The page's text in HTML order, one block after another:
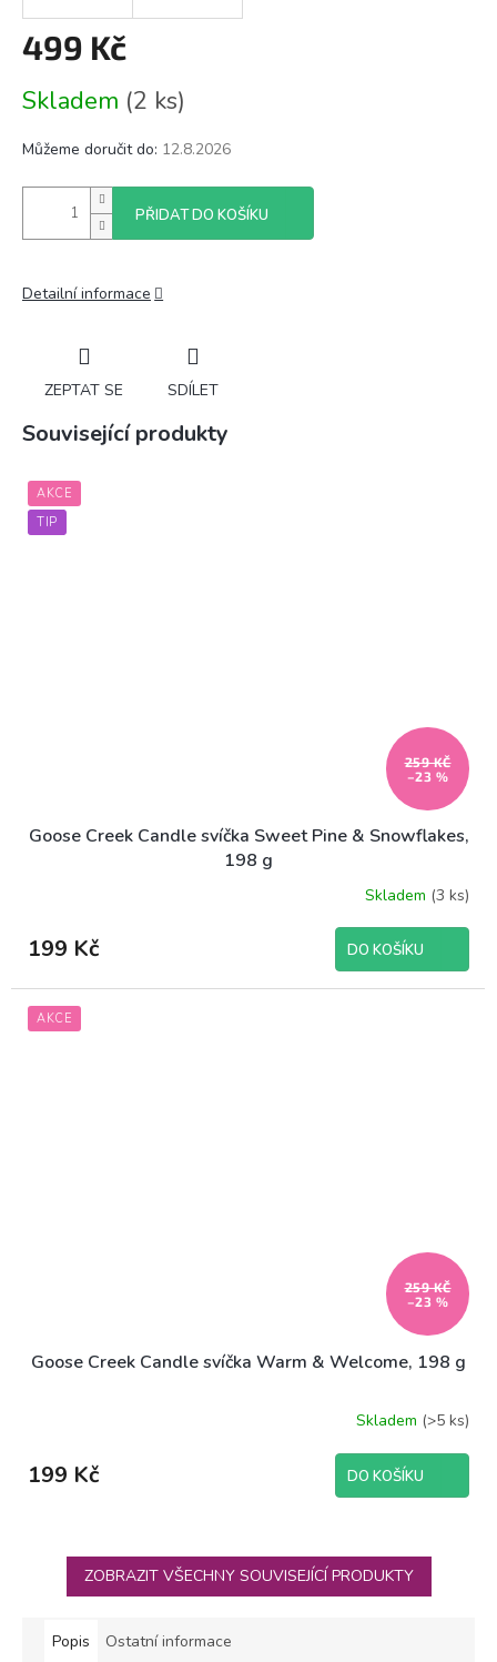
499 Kč
cena:
Skladem (2 ks)
Můžeme doručit do: 12.8.2026
PŘIDAT DO KOŠÍKU
Detailní informace
ZEPTAT SE SDÍLET
Související produkty
AKCE
TIP
259 KČ
–23 %
Goose Creek Candle svíčka Sweet Pine & Snowflakes,
198 g
Skladem (3 ks)
199 Kč DO KOŠÍKU
AKCE
259 KČ
–23 %
Goose Creek Candle svíčka Warm & Welcome, 198 g
Skladem (>5 ks)
199 Kč DO KOŠÍKU
ZOBRAZIT VŠECHNY SOUVISEJÍCÍ PRODUKTY
Popis Ostatní informace